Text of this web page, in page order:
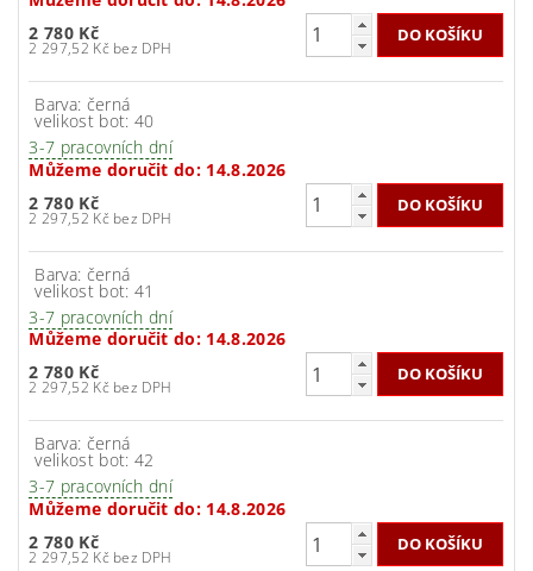
2 780 Kč
2 297,52 Kč bez DPH
Barva: černá
velikost bot: 40
3-7 pracovních dní
Můžeme doručit do: 14.8.2026
2 780 Kč
2 297,52 Kč bez DPH
Barva: černá
velikost bot: 41
3-7 pracovních dní
Můžeme doručit do: 14.8.2026
2 780 Kč
2 297,52 Kč bez DPH
Barva: černá
velikost bot: 42
3-7 pracovních dní
Můžeme doručit do: 14.8.2026
2 780 Kč
2 297,52 Kč bez DPH